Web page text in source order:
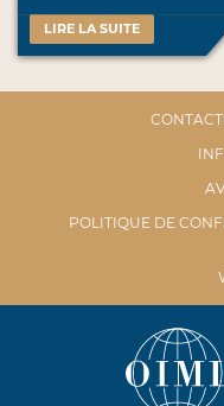
LIRE LA SUITE
POLITIQUE DE